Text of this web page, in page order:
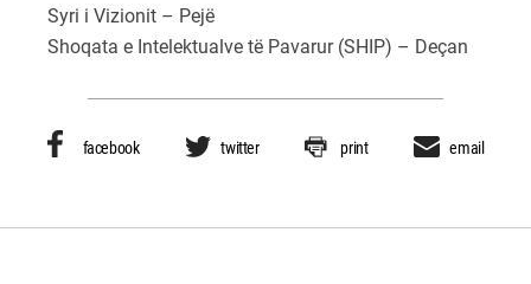
Syri i Vizionit – Pejë
Shoqata e Intelektualve të Pavarur (SHIP) – Deçan
facebook twitter print email